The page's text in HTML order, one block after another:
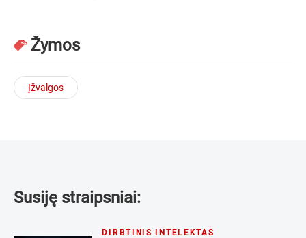
Žymos
Įžvalgos
Susiję straipsniai:
DIRBTINIS INTELEKTAS